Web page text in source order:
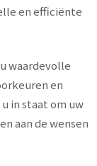
en efficiënte
waardevolle
en
in staat om uw
aan de wensen